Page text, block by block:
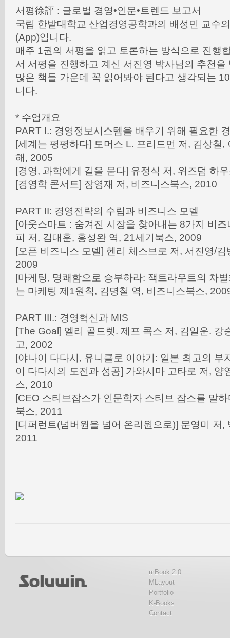
서평徐評 : 글로벌 경영•인문•트렌드 보고서
국립 한밭대학교 산업경영공학과의 배성민 교수
(App)입니다.
매주 1권의 서평을 읽고 토론하는 방식으로 진행
서 서평을 진행하고 계신 서진영 박사님의 추천을
많은 책들 가운데 꼭 읽어봐야 된다고 생각되는
니다.
* 수업개요
PART I.: 경영정보시스템을 배우기 위해 필요한
[세계는 평평하다] 토머스 L. 프리드먼 저, 김상철,
해, 2005
[경영, 과학에게 길을 묻다] 유정식 저, 위즈덤 하
[경영학 콘서트] 장영재 저, 비즈니스북스, 2010
PART II: 경영전략의 수립과 비즈니스 모델
[아웃스마트 : 숨겨진 시장을 찾아내는 8가지 비
피 저, 김대훈, 홍성완 역, 21세기북스, 2009
[오픈 비즈니스 모델] 헨리 체스브로 저, 서진영/
2009
[마케팅, 명쾌함으로 승부하라: 잭트라우트의 차
는 마케팅 제1원칙, 김명철 역, 비즈니스북스,
PART III.: 경영혁신과 MIS
[The Goal] 엘리 골드렛. 제프 콕스 저, 김일운. 강
고, 2002
[야나이 다다시, 유니클로 이야기: 일본 최고의 부
이 다다시의 도전과 성공] 가와시마 고타로 저, 양
스, 2010
[CEO 스티브잡스가 인문학자 스티브 잡스를 말
북스, 2011
[디퍼런트(넘버원을 넘어 온리원으로)] 문영미 저,
2011
mBook 2.0
MLayout
Portfolio
K-Books
Contact